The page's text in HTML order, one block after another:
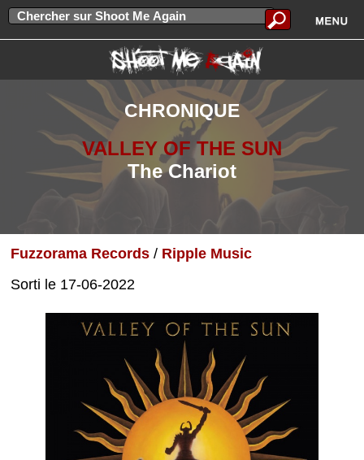
CHRONIQUE
VALLEY OF THE SUN
The Chariot
Fuzzorama Records / Ripple Music
Sorti le 17-06-2022